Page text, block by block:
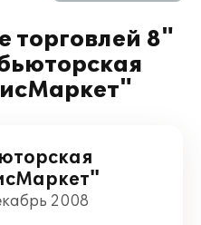
торговлей 8"
2008